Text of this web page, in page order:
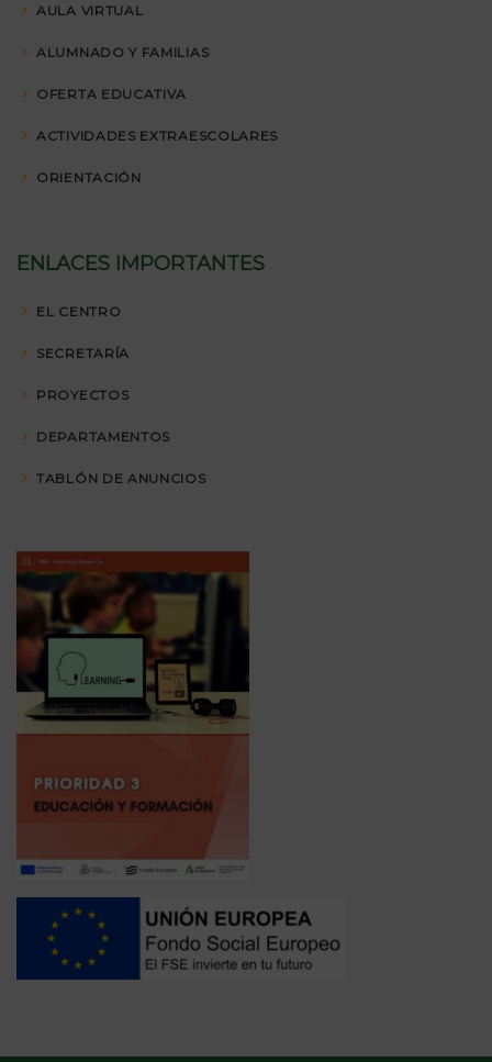
AULA VIRTUAL
ALUMNADO Y FAMILIAS
OFERTA EDUCATIVA
ACTIVIDADES EXTRAESCOLARES
ORIENTACIÓN
ENLACES IMPORTANTES
EL CENTRO
SECRETARÍA
PROYECTOS
DEPARTAMENTOS
TABLÓN DE ANUNCIOS